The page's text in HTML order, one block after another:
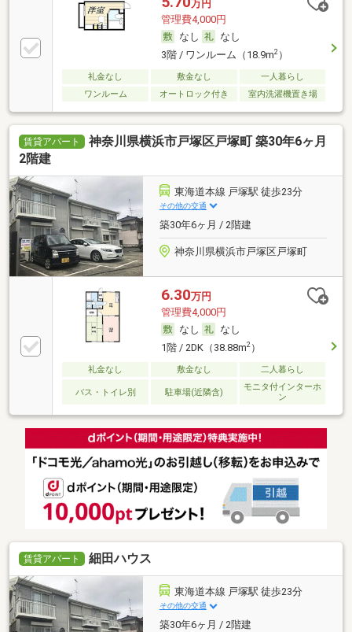
万円
管理費4,000円
なし
なし
3階 / ワンルーム（18.9m2）
礼金なし 敷金なし
一人暮らし
ワンルーム
オートロック付き 室内洗濯機置き場
賃貸アパート
神奈川県横浜市戸塚区戸塚町 築30年6ヶ月
2階建
東海道本線 戸塚駅 徒歩23分
その他の交通
築30年6ヶ月 / 2階建
神奈川県横浜市戸塚区戸塚町
6.30万円
管理費4,000円
なし
なし
1階 / 2DK（38.88m2）
礼金なし 敷金なし 二人暮らし
バス・トイレ別 駐車場(近隣含)
モニタ付インターホ
ン
賃貸アパート 細田ハウス
東海道本線 戸塚駅 徒歩23分
その他の交通
築30年6ヶ月 / 2階建